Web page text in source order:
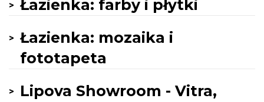
Łazienka: farby i płytki
Łazienka: mozaika i
fototapeta
Lipova Showroom - Vitra,